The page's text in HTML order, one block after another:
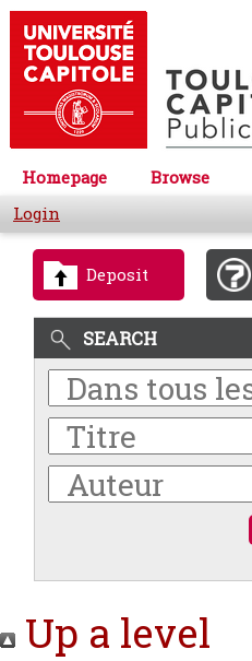
Homepage Browse
Login
Deposit
SEARCH
Up a level